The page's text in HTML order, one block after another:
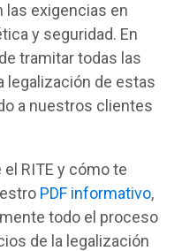
exigencias en
y seguridad. En
tramitar todas las
legalización de estas
a nuestros clientes
RITE y cómo te
PDF informativo,
todo el proceso
de la legalización